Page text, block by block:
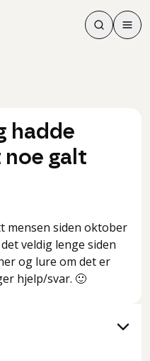
Søk
Søk
Meny
hadde
noe galt
mensen siden oktober
veldig lenge siden
og lure om det er
hjelp/svar. 🙂